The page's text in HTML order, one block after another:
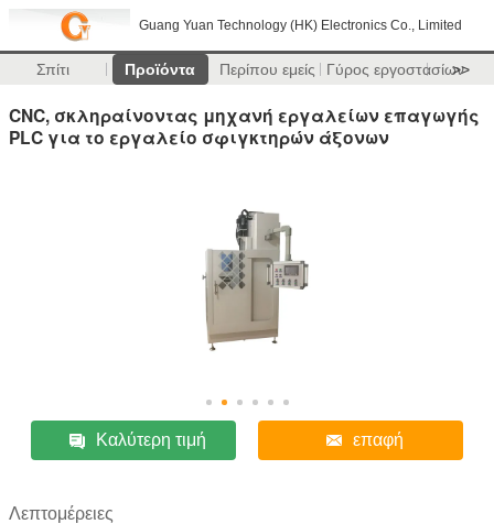
Guang Yuan Technology (HK) Electronics Co., Limited
Σπίτι Προϊόντα Περίπου εμείς Γύρος εργοστασίων
>>
CNC, σκληραίνοντας μηχανή εργαλείων επαγωγής
PLC για το εργαλείο σφιγκτηρών άξονων
Καλύτερη τιμή επαφή
Λεπτομέρειες